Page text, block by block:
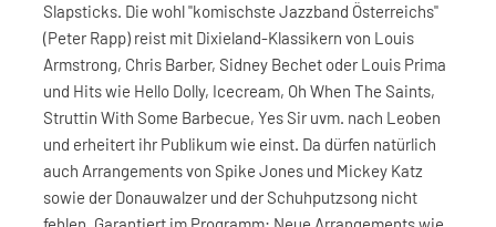
Slapsticks. Die wohl "komischste Jazzband Österreichs"
(Peter Rapp) reist mit Dixieland-Klassikern von Louis
Armstrong, Chris Barber, Sidney Bechet oder Louis Prima
und Hits wie Hello Dolly, Icecream, Oh When The Saints,
Struttin With Some Barbecue, Yes Sir uvm. nach Leoben
und erheitert ihr Publikum wie einst. Da dürfen natürlich
auch Arrangements von Spike Jones und Mickey Katz
sowie der Donauwalzer und der Schuhputzsong nicht